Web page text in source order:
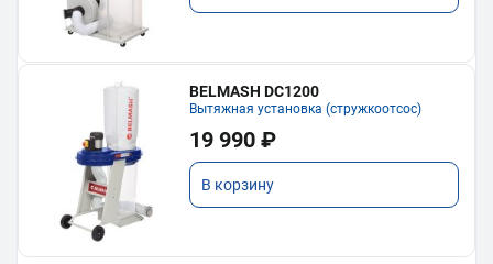
BELMASH DC1200
Вытяжная установка (стружкоотсос)
19 990 ₽
В корзину